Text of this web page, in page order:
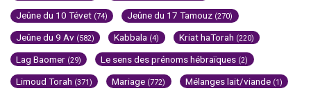
Jeûne du 10 Tévet (74) Jeûne du 17 Tamouz (270)
Jeûne du 9 Av (582) Kabbala (4) Kriat haTorah (220)
Lag Baomer (29) Le sens des prénoms hébraïques (2)
Limoud Torah (371) Mariage (772) Mélanges lait/viande (1)